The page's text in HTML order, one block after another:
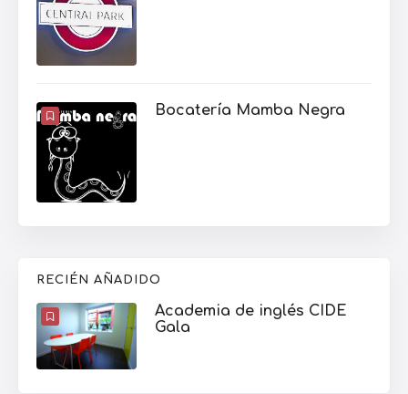
Bocatería Mamba Negra
RECIÉN AÑADIDO
Academia de inglés CIDE
Gala